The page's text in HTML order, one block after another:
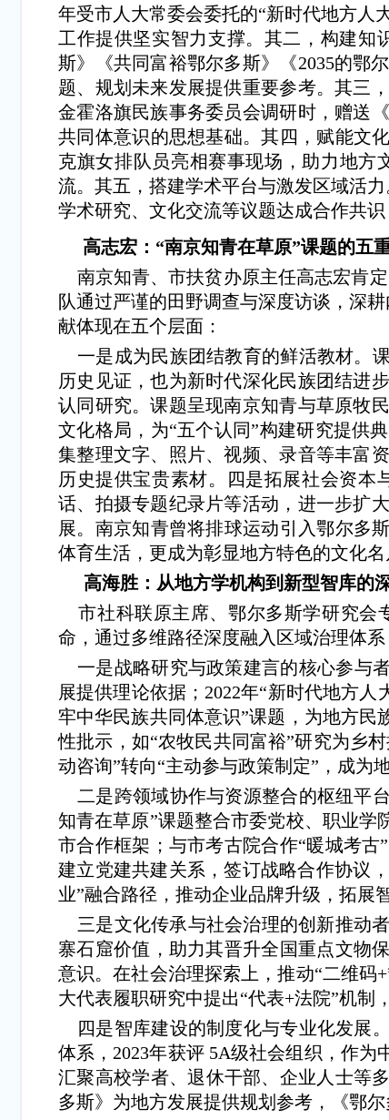
年受市人大常委会委托的“新时代地方人
工作提供坚实智力支撑。其二，构建知
斯》《共同富裕鄂尔多斯》《2035的鄂
题、规划未来发展提供重要参考。其三
金霍洛旗民族事务委员会调研时，赠送
共同体意识的思想基础。其四，赋能文
克旗女排队员亮相赛事现场，助力地方
流。其五，搭建学术平台与激发区域活
学术研究、文化交流等议题达成合作共
高志宏：“南京知青在草原”课题的五
南京知青、市扶贫办原主任高志宏肯定
队通过严谨的田野调查与深度访谈，深
献体现在五个层面：
一是成为民族团结教育的鲜活教材。
历史见证，也为新时代深化民族团结进
认同研究。课题呈现南京知青与草原牧
文化格局，为“五个认同”构建研究提供
集整理文字、照片、视频、录音等丰富
历史提供宝贵素材。四是拓展社会资本
话、拍摄专题纪录片等活动，进一步扩
展。南京知青曾将排球运动引入鄂尔多
体育生活，更成为彰显地方特色的文化名
高海胜：从地方学机构到新型智库的
市社科联原主席、鄂尔多斯学研究会
命，通过多维路径深度融入区域治理体
一是战略研究与政策建言的核心参与
展提供理论依据；2022年“新时代地方
牢中华民族共同体意识”课题，为地方
性批示，如“农牧民共同富裕”研究为乡
动咨询”转向“主动参与政策制定”，成为
二是跨领域协作与资源整合的枢纽平
知青在草原”课题整合市委党校、职业
市合作框架；与市考古院合作“暖城考
建立党建共建关系，签订战略合作协议
业”融合路径，推动企业品牌升级，拓展
三是文化传承与社会治理的创新推动
寨石窟价值，助力其晋升全国重点文物
意识。在社会治理探索上，推动“二维码
大代表履职研究中提出“代表+法院”机制
四是智库建设的制度化与专业化发展
体系，2023年获评 5A级社会组织，作
汇聚高校学者、退休干部、企业人士
多斯》为地方发展提供规划参考，《鄂